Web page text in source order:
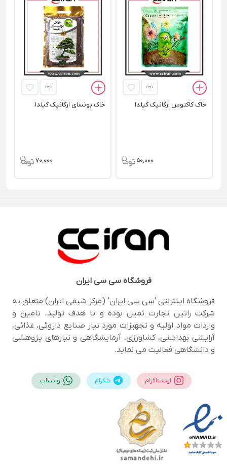
خاک کاکتوس ارگانیک گیلدا
50,000
خاک بونسای ارگانیک گیلدا
70,000
فروشگاهسی سی ایران
فروشگاه اینترنتی 'سی سی ایران' (مرکز شیمی ایران) متعلق به
شرکت راتین تجارت ثمین بوده و با هدف تولید، تامین و
واردات مواد اولیه و تجهیزات مورد نیاز صنایع داروئی، غذائی،
آرایشی بهداشتی، کشاورزی، آزمایشگاهی و نیازهای پژوهشی
و دانشگاهی فعالیت می نماید.
اینستاگرام تلگرام واتساپ